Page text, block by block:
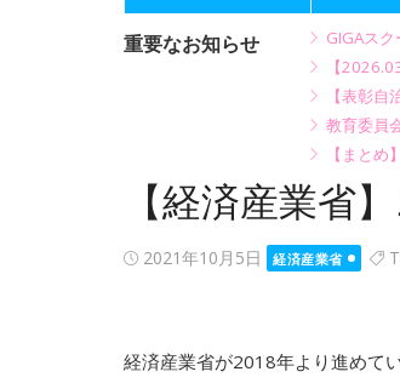
重要なお知らせ
GIGAス
【
【表彰
教育委員
【まと
【経済産業省
Posted
2021年10月5日 経済産業省
経済産業省が2018年より進めて